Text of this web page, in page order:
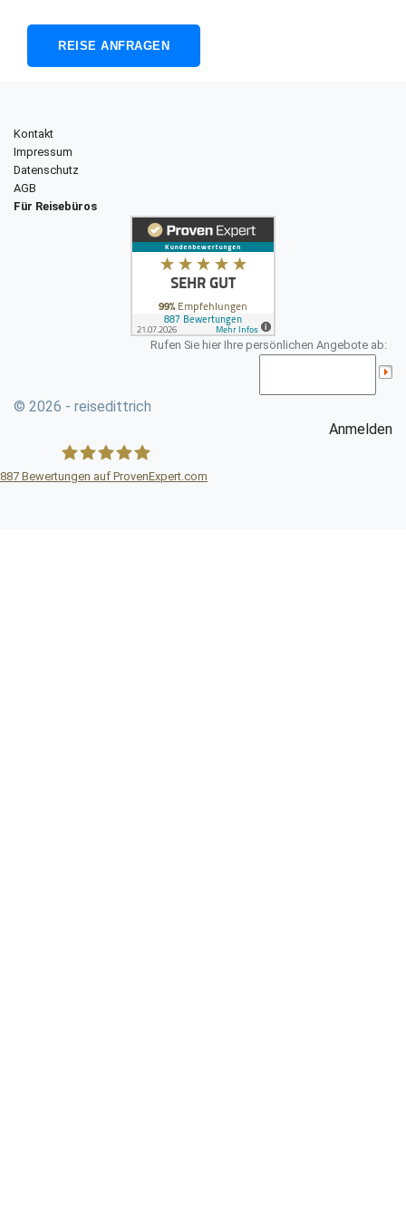
Kontakt
Impressum
Datenschutz
AGB
Für Reisebüros
Rufen Sie hier Ihre persönlichen Angebote ab:
© 2026 - reisedittrich
Anmelden
887 Bewertungen auf ProvenExpert.com